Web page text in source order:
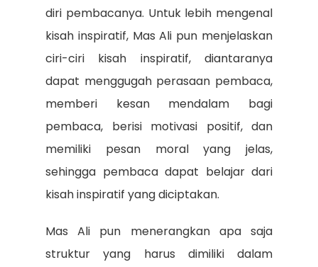
diri pembacanya. Untuk lebih mengenal
kisah inspiratif, Mas Ali pun menjelaskan
ciri-ciri kisah inspiratif, diantaranya
dapat menggugah perasaan pembaca,
memberi kesan mendalam bagi
pembaca, berisi motivasi positif, dan
memiliki pesan moral yang jelas,
sehingga pembaca dapat belajar dari
kisah inspiratif yang diciptakan.
Mas Ali pun menerangkan apa saja
struktur yang harus dimiliki dalam